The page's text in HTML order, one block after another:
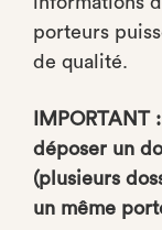
porteurs
de qualité.
déposer un
(plusieurs
un même